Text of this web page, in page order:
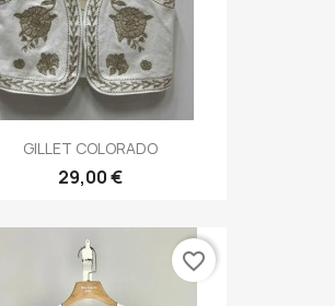
GILLET COLORADO
29,00 €
favorite_border